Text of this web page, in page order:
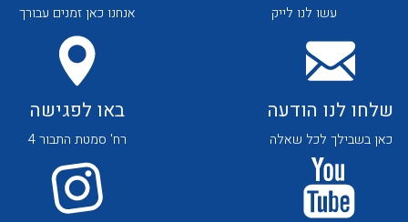
לכל מוצרי היצרן לכל מוצרי היצרן
עשו לנו לייק אנחנו כאן זמנים עבורך
שלחו לנו הודעה
כאן בשבילך לכל שאלה
באו לפגישה
רח' סמטת התבור 4